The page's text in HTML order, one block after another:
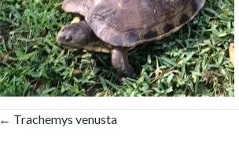
Posts
← Trachemys venusta